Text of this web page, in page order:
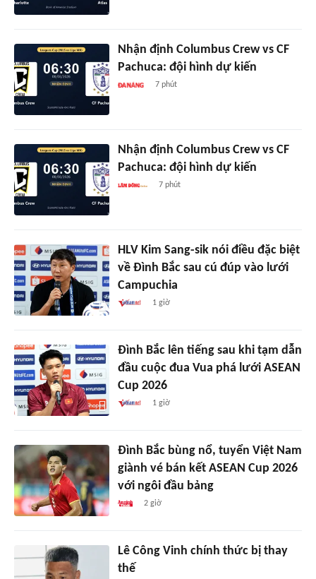
Nhận định Columbus Crew vs CF
Pachuca: đội hình dự kiến
7 phút
Nhận định Columbus Crew vs CF
Pachuca: đội hình dự kiến
7 phút
HLV Kim Sang-sik nói điều đặc biệt
về Đình Bắc sau cú đúp vào lưới
Campuchia
1 giờ
Đình Bắc lên tiếng sau khi tạm dẫn
đầu cuộc đua Vua phá lưới ASEAN
Cup 2026
1 giờ
Đình Bắc bùng nổ, tuyển Việt Nam
giành vé bán kết ASEAN Cup 2026
với ngôi đầu bảng
2 giờ
Lê Công Vinh chính thức bị thay
thế